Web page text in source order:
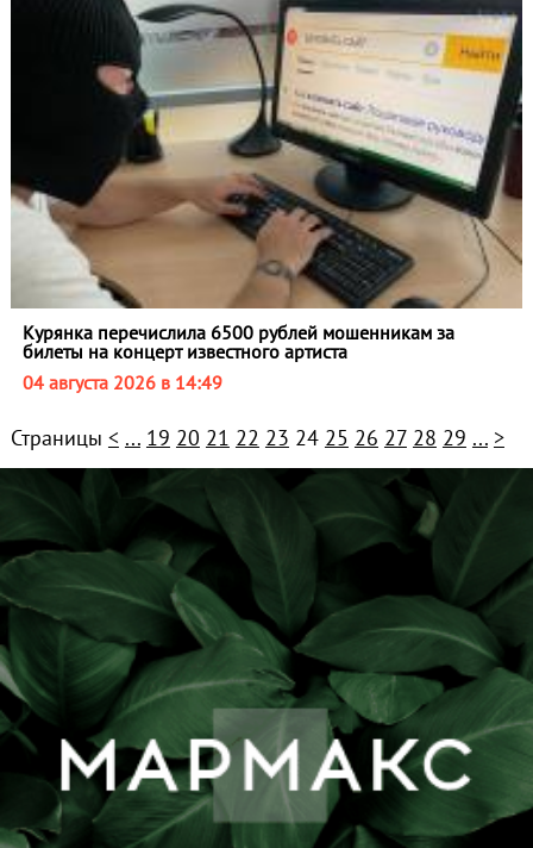
Курянка перечислила 6500 рублей мошенникам за
билеты на концерт известного артиста
04 августа 2026 в 14:49
Страницы < ... 19 20 21 22 23 24 25 26 27 28 29 ... >